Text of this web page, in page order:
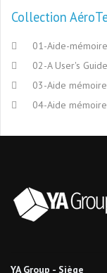
Collection
01-Aide-
02-A User's
03-Aide
04-Aide
YA Group - Siège